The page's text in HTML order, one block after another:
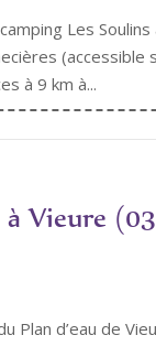
Les
(accessible
à 9 km à...
à Vieure
d’eau de